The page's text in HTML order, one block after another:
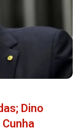
Dino